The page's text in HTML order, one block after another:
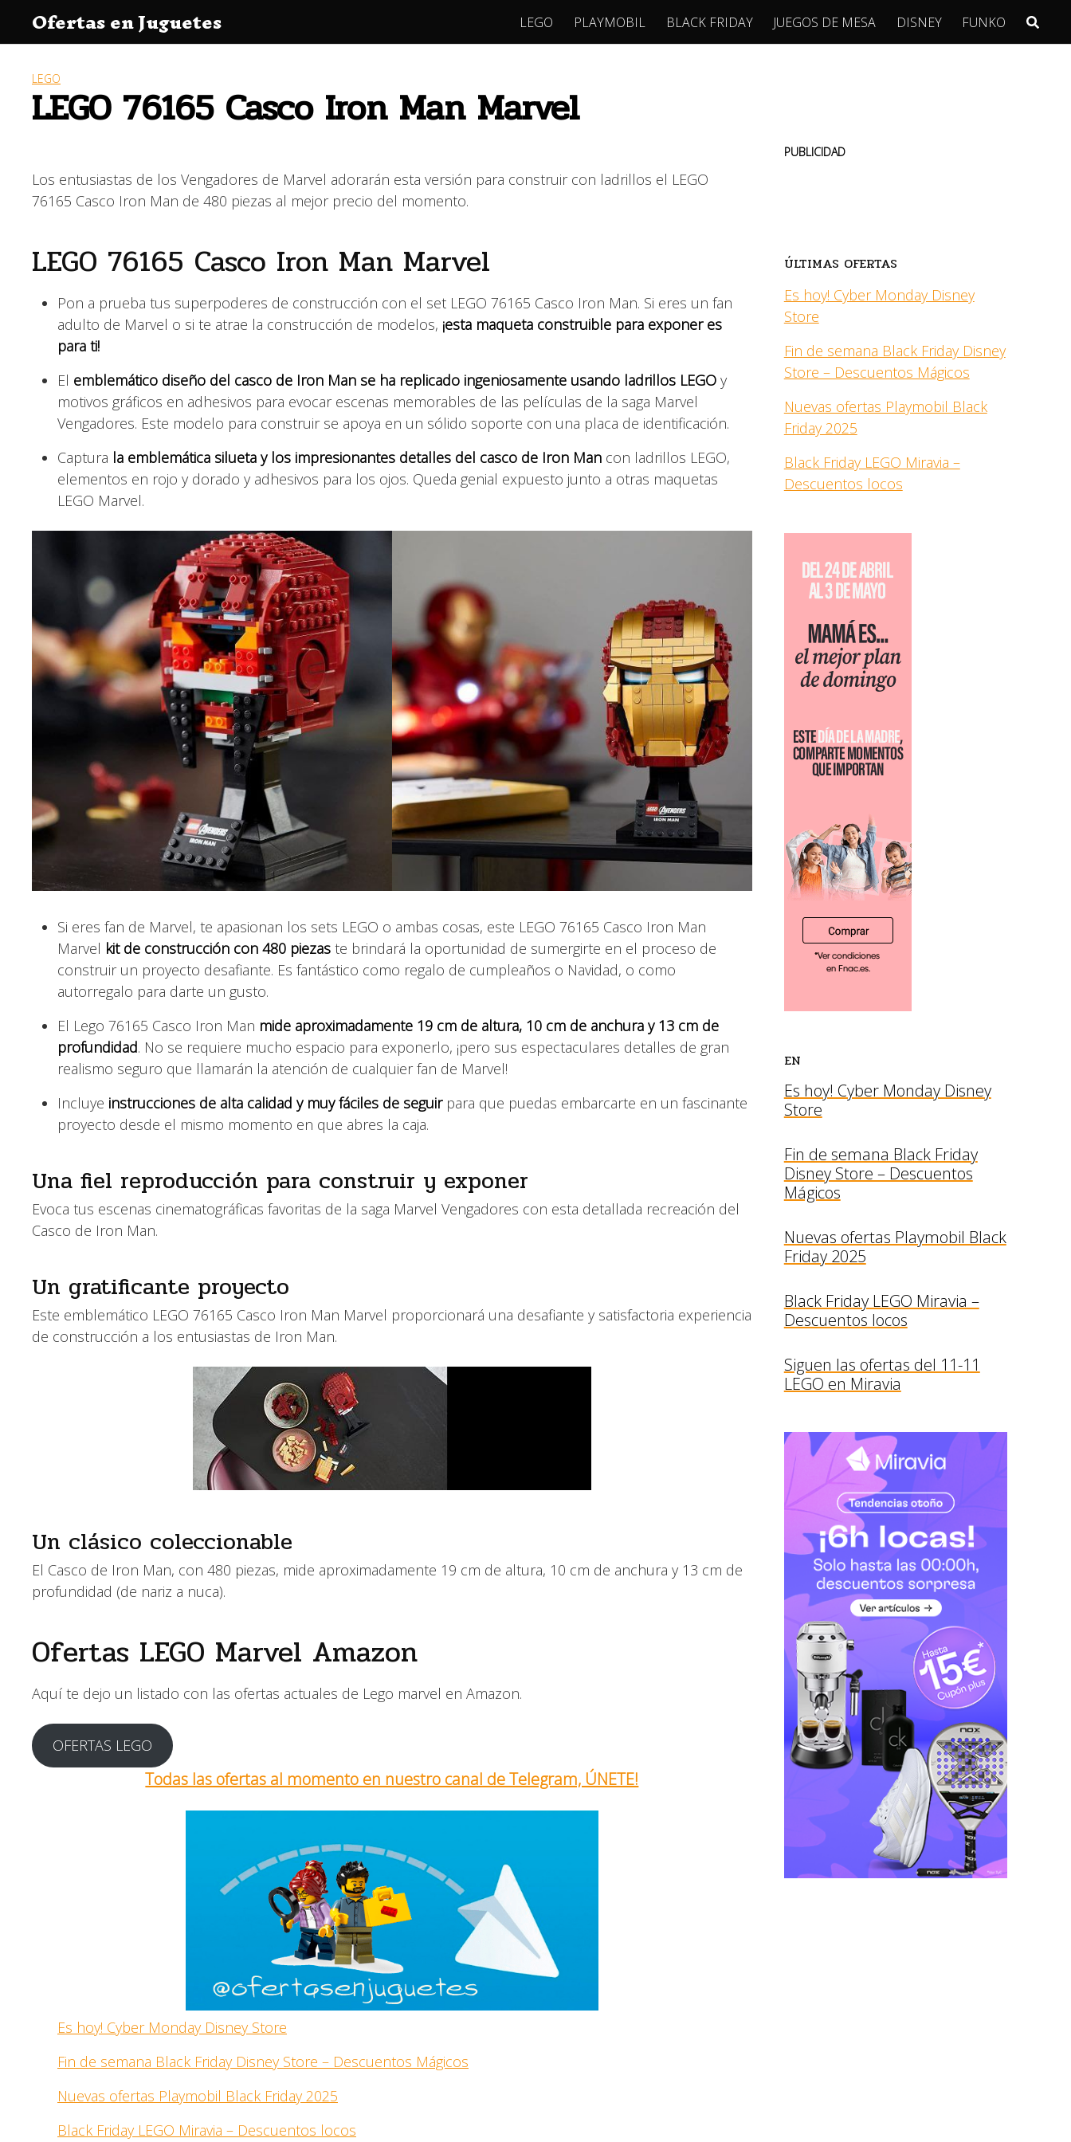
contenido
Ofertas en Juguetes LEGO PLAYMOBIL BLACK FRIDAY JUEGOS DE MESA DISNEY FUNKO
LEGO
LEGO 76165 Casco Iron Man Marvel
Los entusiastas de los Vengadores de Marvel adorarán esta versión para construir con ladrillos el LEGO
76165 Casco Iron Man de 480 piezas al mejor precio del momento.
LEGO 76165 Casco Iron Man Marvel
Pon a prueba tus superpoderes de construcción con el set LEGO 76165 Casco Iron Man. Si eres un fan
adulto de Marvel o si te atrae la construcción de modelos, ¡esta maqueta construible para exponer es
para ti!
El emblemático diseño del casco de Iron Man se ha replicado ingeniosamente usando ladrillos LEGO y
motivos gráficos en adhesivos para evocar escenas memorables de las películas de la saga Marvel
Vengadores. Este modelo para construir se apoya en un sólido soporte con una placa de identificación.
Captura la emblemática silueta y los impresionantes detalles del casco de Iron Man con ladrillos LEGO,
elementos en rojo y dorado y adhesivos para los ojos. Queda genial expuesto junto a otras maquetas
LEGO Marvel.
Si eres fan de Marvel, te apasionan los sets LEGO o ambas cosas, este LEGO 76165 Casco Iron Man
Marvel kit de construcción con 480 piezas te brindará la oportunidad de sumergirte en el proceso de
construir un proyecto desafiante. Es fantástico como regalo de cumpleaños o Navidad, o como
autorregalo para darte un gusto.
El Lego 76165 Casco Iron Man mide aproximadamente 19 cm de altura, 10 cm de anchura y 13 cm de
profundidad. No se requiere mucho espacio para exponerlo, ¡pero sus espectaculares detalles de gran
realismo seguro que llamarán la atención de cualquier fan de Marvel!
Incluye instrucciones de alta calidad y muy fáciles de seguirpara que puedas embarcarte en un fascinante
proyecto desde el mismo momento en que abres la caja.
Una fiel reproducción para construir y exponer
Evoca tus escenas cinematográficas favoritas de la saga Marvel Vengadores con esta detallada recreación del
Casco de Iron Man.
Un gratificante proyecto
Este emblemático LEGO 76165 Casco Iron Man Marvel proporcionará una desafiante y satisfactoria experiencia
de construcción a los entusiastas de Iron Man.
Un clásico coleccionable
El Casco de Iron Man, con 480 piezas, mide aproximadamente 19 cm de altura, 10 cm de anchura y 13 cm de
profundidad (de nariz a nuca).
Ofertas LEGO Marvel Amazon
Aquí te dejo un listado con las ofertas actuales de Lego marvel en Amazon.
OFERTAS LEGO
Todas las ofertas al momento en nuestro canal de Telegram, ÚNETE!
Es hoy! Cyber Monday Disney Store
Fin de semana Black Friday Disney Store – Descuentos Mágicos
Nuevas ofertas Playmobil Black Friday 2025
Black Friday LEGO Miravia – Descuentos locos
PUBLICIDAD
ÚLTIMAS OFERTAS
Es hoy! Cyber Monday Disney
Store
Fin de semana Black Friday Disney
Store – Descuentos Mágicos
Nuevas ofertas Playmobil Black
Friday 2025
Black Friday LEGO Miravia –
Descuentos locos
EN
Es hoy! Cyber Monday Disney
Store
Fin de semana Black Friday
Disney Store – Descuentos
Mágicos
Nuevas ofertas Playmobil Black
Friday 2025
Black Friday LEGO Miravia –
Descuentos locos
Siguen las ofertas del 11-11
LEGO en Miravia